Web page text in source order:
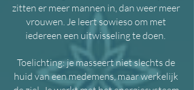
zitten er meer mannen in, dan weer meer
vrouwen. Je leert sowieso om met
iedereen een uitwisseling te doen.
Toelichting: je masseert niet slechts de
huid van een medemens, maar werkelijk